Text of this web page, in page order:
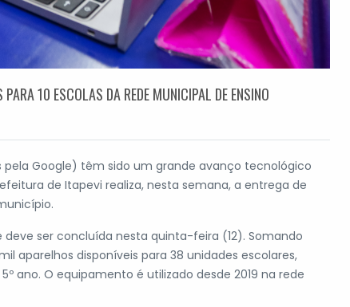
10 ESCOLAS DA REDE MUNICIPAL DE ENSINO
Google) têm sido um grande avanço tecnológico
de Itapevi realiza, nesta semana, a entrega de
ser concluída nesta quinta-feira (12). Somando
aparelhos disponíveis para 38 unidades escolares,
ano. O equipamento é utilizado desde 2019 na rede